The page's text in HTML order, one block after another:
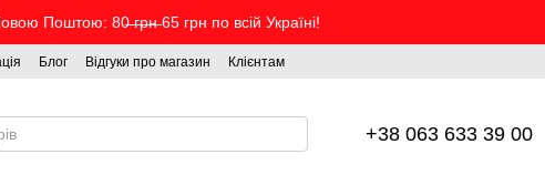
Поштою: 80̶ ̶г̶р̶н̶ 65 грн по всій Україні!
Блог Відгуки про магазин Клієнтам
+38 063 633 39 00